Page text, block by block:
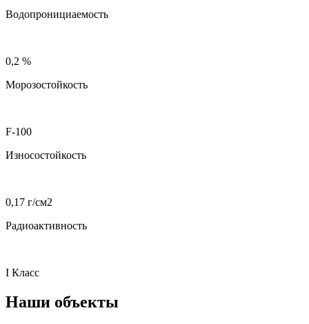
Водопронициаемость
0,2 %
Морозостойкость
F-100
Износостойкость
0,17 г/см2
Радиоактивность
I Класс
Наши объекты